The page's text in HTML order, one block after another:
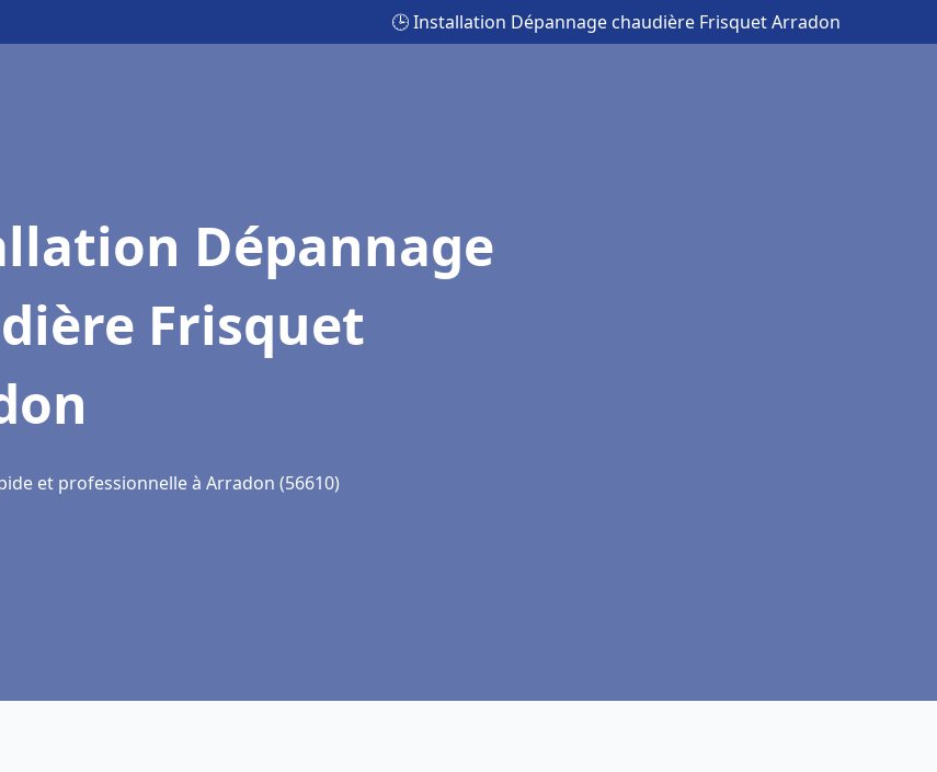
🕒 Installation Dépannage chaudière Frisquet Arradon
Dépannage
Frisquet
et professionnelle à Arradon (56610)